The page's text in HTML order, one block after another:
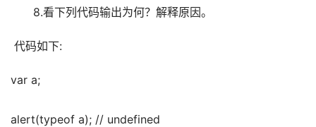
8.看下列代码输出为何？解释原因。
代码如下:
var a;
alert(typeof a); // undefined